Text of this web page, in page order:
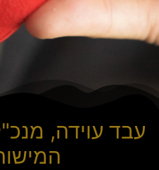
עבד עוידה,